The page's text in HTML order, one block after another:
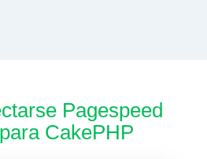
Pagespeed
CakePHP